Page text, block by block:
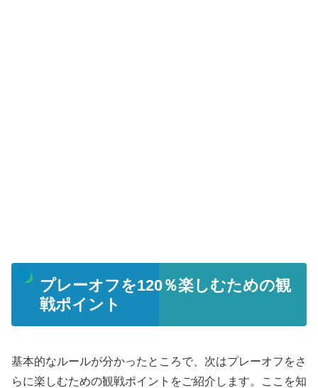
プレーオフを120％楽しむための観
戦ポイント
基本的なルールが分かったところで、次はプレーオフをさ
らに楽しむための観戦ポイントをご紹介します。ここを知